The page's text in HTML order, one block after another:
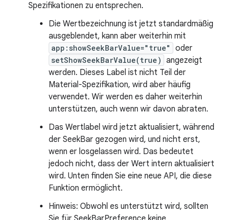
Spezifikationen zu entsprechen.
Die Wertbezeichnung ist jetzt standardmäßig
ausgeblendet, kann aber weiterhin mit
app:showSeekBarValue="true" oder
setShowSeekBarValue(true) angezeigt
werden. Dieses Label ist nicht Teil der
Material-Spezifikation, wird aber häufig
verwendet. Wir werden es daher weiterhin
unterstützen, auch wenn wir davon abraten.
Das Wertlabel wird jetzt aktualisiert, während
der SeekBar gezogen wird, und nicht erst,
wenn er losgelassen wird. Das bedeutet
jedoch nicht, dass der Wert intern aktualisiert
wird. Unten finden Sie eine neue API, die diese
Funktion ermöglicht.
Hinweis: Obwohl es unterstützt wird, sollten